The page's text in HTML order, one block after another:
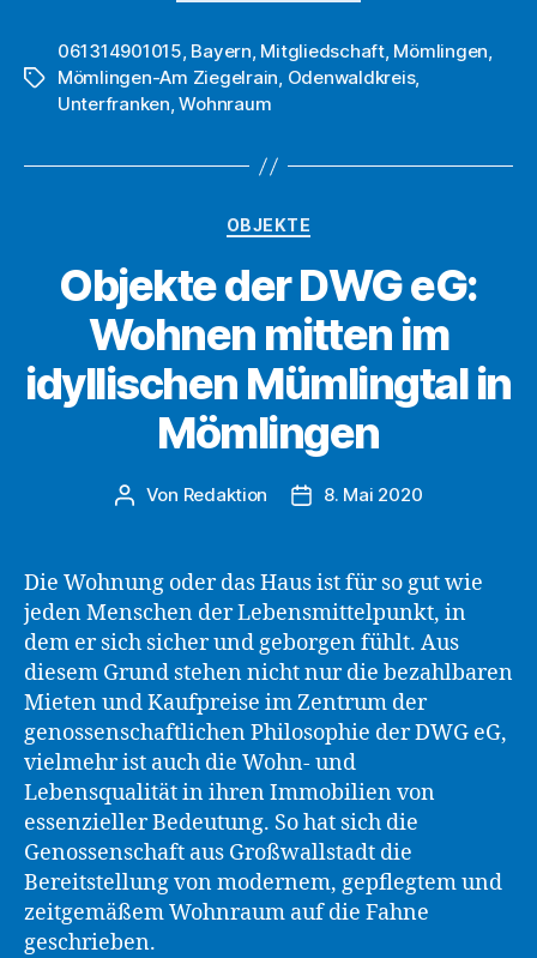
auf
den
Wohnung
Mömlingen
verkauft“
Schlagwörter
061314901015, Bayern, Mitgliedschaft, Mömlingen,
Mömlingen-Am Ziegelrain, Odenwaldkreis,
Unterfranken,Wohnraum
Kategorien
OBJEKTE
Objekte der DWG eG:
Wohnen mitten im
idyllischen Mümlingtal in
Mömlingen
Beitragsautor
Von Redaktion Beitragsdatum
8. Mai 2020
Die Wohnung oder das Haus ist für so gut wie
jeden Menschen der Lebensmittelpunkt, in
dem er sich sicher und geborgen fühlt. Aus
diesem Grund stehen nicht nur die bezahlbaren
Mieten und Kaufpreise im Zentrum der
genossenschaftlichen Philosophie der DWG eG,
vielmehr ist auch die Wohn- und
Lebensqualität in ihren Immobilien von
essenzieller Bedeutung. So hat sich die
Genossenschaft aus Großwallstadt die
Bereitstellung von modernem, gepflegtem und
zeitgemäßem Wohnraum auf die Fahne
geschrieben.